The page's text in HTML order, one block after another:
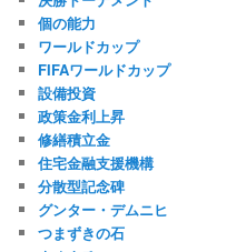
個の能力
ワールドカップ
FIFAワールドカップ
設備投資
政策金利上昇
修繕積立金
住宅金融支援機構
分散型記念碑
グンター・デムニヒ
つまずきの石